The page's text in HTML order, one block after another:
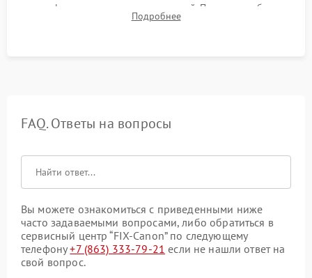
автофокуса и отсутствия искажений. Проверка работы
диафрагмы на закрытых значениях и тестирование
Подробнее
FAQ. Ответы на вопросы
Вы можете ознакомиться с приведенными ниже
часто задаваемыми вопросами, либо обратиться в
сервисный центр “FIX-Canon” по следующему
телефону+7 (863) 333-79-21 если не нашли ответ на
свой вопрос.